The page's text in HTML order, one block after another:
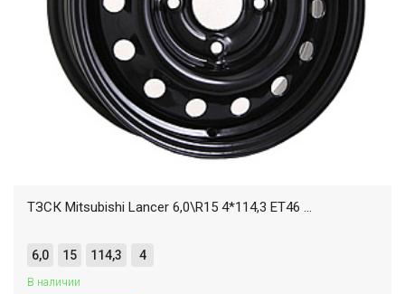
ТЗСК Mitsubishi Lancer 6,0\R15 4*114,3 ET46 ...
6,0 15 114,3 4
В наличии